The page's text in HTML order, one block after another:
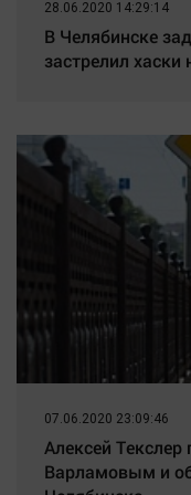
28.06.2020 14:29:14
В Челябинске
застрелил хаски
07.06.2020 23:09:46
Алексей Текслер
Варламовым и